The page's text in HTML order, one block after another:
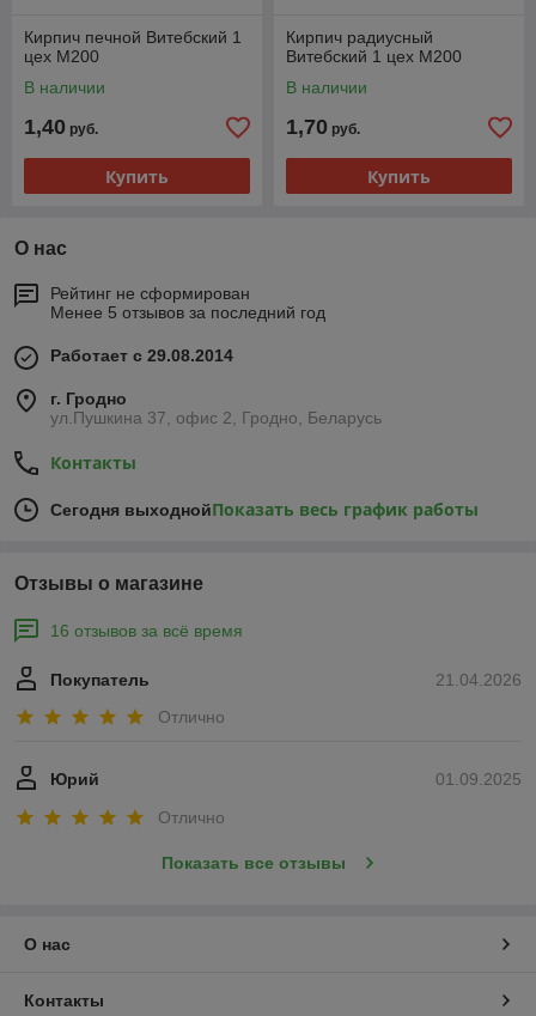
Кирпич печной Витебский 1
цех М200
В наличии
1,40 руб.
Купить
Кирпич радиусный
Витебский 1 цех М200
В наличии
1,70 руб.
Купить
О нас
Рейтинг не сформирован
Менее 5 отзывов за последний год
Работает с 29.08.2014
г. Гродно
ул.Пушкина 37, офис 2, Гродно, Беларусь
Контакты
Сегодня выходнойПоказать весь график работы
Отзывы о магазине
16 отзывов за всё время
21.04.2026
Покупатель
Отлично
01.09.2025
Юрий
Отлично
Показать все отзывы
О нас
Контакты